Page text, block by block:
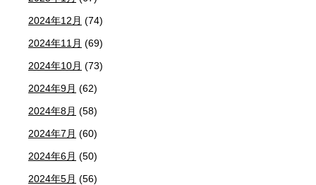
2024年12月 (74)
2024年11月 (69)
2024年10月 (73)
2024年9月 (62)
2024年8月 (58)
2024年7月 (60)
2024年6月 (50)
2024年5月 (56)